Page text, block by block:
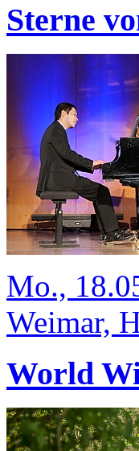
Sterne
Mo.,
Weimar,
World